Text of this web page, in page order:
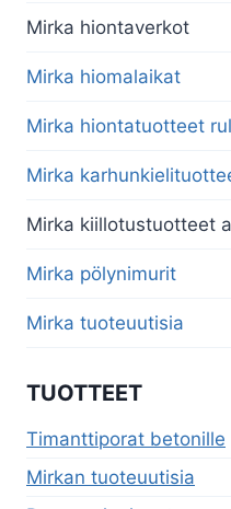
Mirka hiontaverkot
Mirka hiomalaikat
Mirka hiontatuotteet
Mirka
Mirka kiillotustuotteet
Mirka pölynimurit
Mirka tuoteuutisia
TUOTTEET
Timanttiporat betonille
Mirkan tuoteuutisia